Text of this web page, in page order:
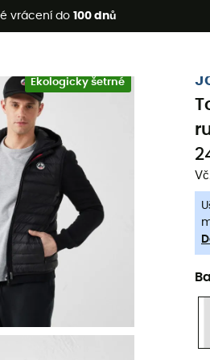
vrácení do 100 dnů
nákupu 2 produktů* s kódem
Ekologicky šetrné